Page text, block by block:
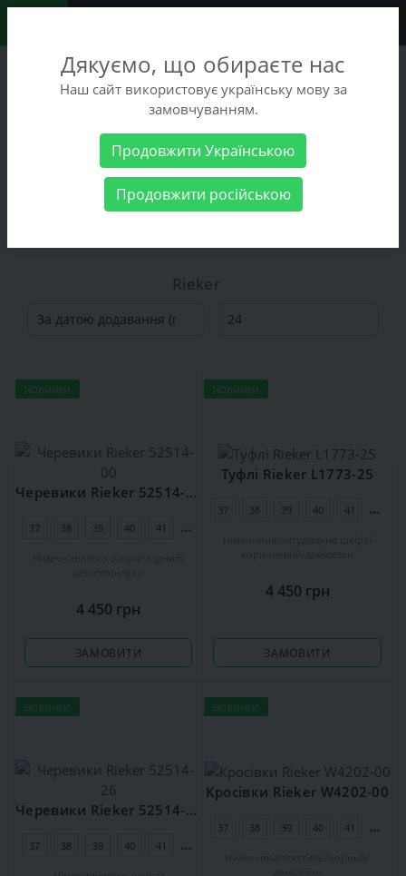
+38 (068) 486-90-09
+38 (093) 486-90-09
Rieker
Rieker
НОВИНКИ
Черевики Rieker 52514-00
37 38 39 40 41 42
4 450 грн
ЗАМОВИТИ
НОВИНКИ
Туфлі Rieker L1773-25
37 38 39 40 41 42
4 450 грн
ЗАМОВИТИ
НОВИНКИ
Черевики Rieker 52514-26
37 38 39 40 41 42
НОВИНКИ
Кросівки Rieker W4202-00
37 38 39 40 41 42
Дякуємо, що обираєте нас
Наш сайт використовує українську мову за
замовчуванням.
Продовжити Українською
Продовжити російською